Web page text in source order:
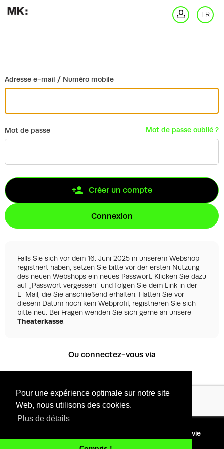
Pour une expérience optimale sur notre site
Web, nous utilisons des cookies.
Plus de détails
FR
Adresse e-mail / Numéro mobile
Mot de passe Mot de passe oublié ?
Créer un compte
Connexion
Falls Sie sich vor dem 16. Juni 2025 in unserem Webshop
registriert haben, setzen Sie bitte vor der ersten Nutzung
des neuen Webshops ein neues Passwort. Klicken Sie dazu
auf „Passwort vergessen“ und folgen Sie dem Link in der
E-Mail, die Sie anschließend erhalten. Hatten Sie vor
diesem Datum noch kein Webprofil, registrieren Sie sich
bitte neu. Bei Fragen wenden Sie sich gerne an unsere
Theaterkasse.
Ou connectez-vous via
Facebook
Tixly
Protection de la vie